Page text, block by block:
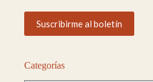
Categorías